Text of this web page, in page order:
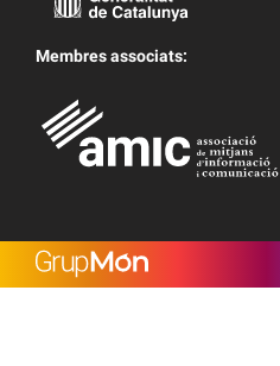
Membres associats: